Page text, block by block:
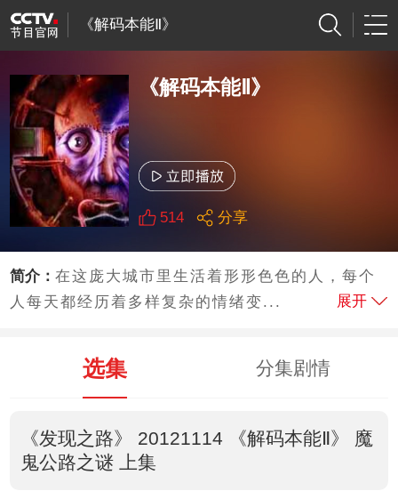
《解码本能Ⅱ》
《解码本能Ⅱ》
514 分享
简介：在这庞大城市里生活着形形色色的人，每个
人每天都经历着多样复杂的情绪变...
展开
选集 分集剧情
《发现之路》 20121114 《解码本能Ⅱ》 魔
鬼公路之谜 上集